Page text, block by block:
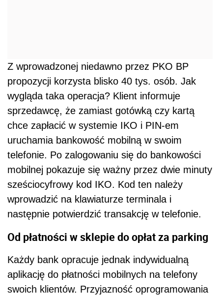
Z wprowadzonej niedawno przez PKO BP
propozycji korzysta blisko 40 tys. osób. Jak
wygląda taka operacja? Klient informuje
sprzedawcę, że zamiast gotówką czy kartą
chce zapłacić w systemie IKO i PIN-em
uruchamia bankowość mobilną w swoim
telefonie. Po zalogowaniu się do bankowości
mobilnej pokazuje się ważny przez dwie minuty
sześciocyfrowy kod IKO. Kod ten należy
wprowadzić na klawiaturze terminala i
następnie potwierdzić transakcję w telefonie.
Od płatności w sklepie do opłat za parking
Każdy bank opracuje jednak indywidualną
aplikację do płatności mobilnych na telefony
swoich klientów. Przyjazność oprogramowania